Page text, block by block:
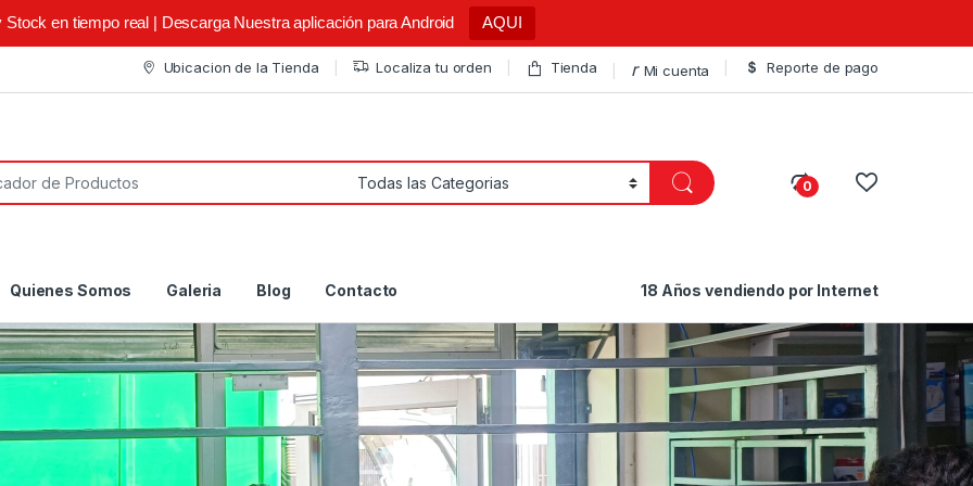
Stock en tiempo real | Descarga Nuestra aplicación para Android
AQUI
Ubicacion de la Tienda Localiza tu orden Tienda Mi cuenta Reporte de pago
0
Quienes Somos Galeria Blog Contacto 18 Años vendiendo por Internet